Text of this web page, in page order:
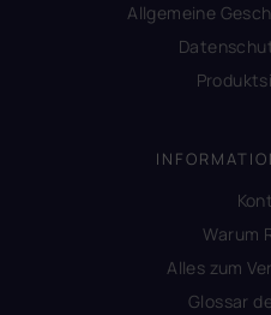
Allgemeine
Warum
Alles zum
Glossar